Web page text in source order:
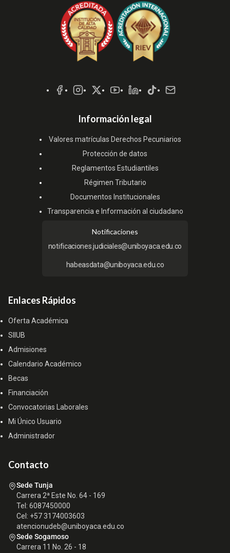
Sociales
Información legal
Valores matrículas Derechos Pecuniarios
Protección de datos
Reglamentos Estudiantiles
Régimen Tributario
Documentos Institucionales
Transparencia e Información al ciudadano
Notificaciones
notificaciones.judiciales@uniboyaca.edu.co
habeasdata@uniboyaca.edu.co
Enlaces Rápidos
Oferta Académica
SIIUB
Admisiones
Calendario Académico
Becas
Financiación
Convocatorias Laborales
Mi Único Usuario
Administrador
Contacto
Sede Tunja
Carrera 2ª Este No. 64 - 169
Tel: 6087450000
Cel: +57 3174003603
atencionudeb@uniboyaca.edu.co
Sede Sogamoso
Carrera 11 No. 26 - 18